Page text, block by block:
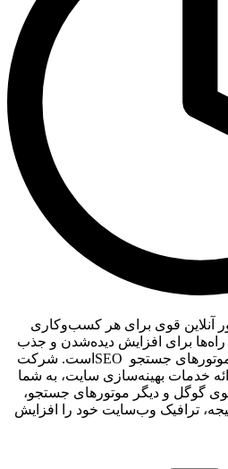
آنلاین قوی برای هر کسب‌وکاری
برای افزایش دیده‌شدن و جذب
مشتریان بیشتر، بهینه‌سازی موتورهای جستجو SEOاست. شرکت
خدمات بهینه‌سازی سایت، به شما
گوگل و دیگر موتورهای جستجو،
ترافیک وب‌سایت خود را افزایش